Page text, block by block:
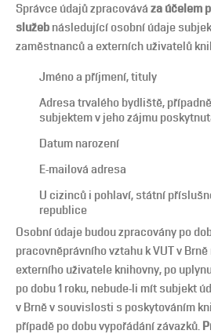
Správce údajů zpracovává za účelem
služeb následující osobní údaje
zaměstnanců a externích uživatelů
Jméno a příjmení, tituly
Adresa trvalého bydliště,
subjektem v jeho zájmu
Datum narození
E-mailová adresa
U cizinců i pohlaví, státní
republice
Osobní údaje budou zpracovány po
pracovněprávního vztahu k VUT v
externího uživatele knihovny, po
po dobu 1 roku, nebude-li mít subjekt
v Brně v souvislosti s poskytováním
případě po dobu vypořádání závazků.